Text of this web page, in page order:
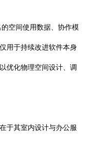
空间使用数据、协作模
用于持续改进软件本身
优化物理空间设计、调
于其室内设计与办公服